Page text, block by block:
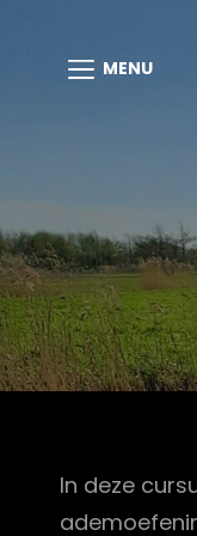
MENU
In deze